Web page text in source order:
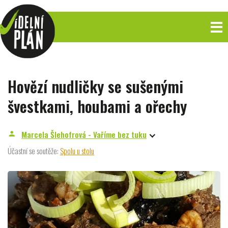
Hovězí nudličky se sušenými
švestkami, houbami a ořechy
person
Marcela Šlehofrová - Vaříme bez tuku
Účastní se soutěže:Spolu u stolu